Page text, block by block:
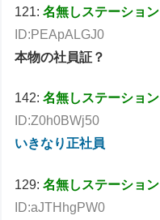
121:名無しステーション
ID:PEApALGJ0
本物の社員証？
142:名無しステーション
ID:Z0h0BWj50
いきなり正社員
129:名無しステーション
ID:aJTHhgPW0